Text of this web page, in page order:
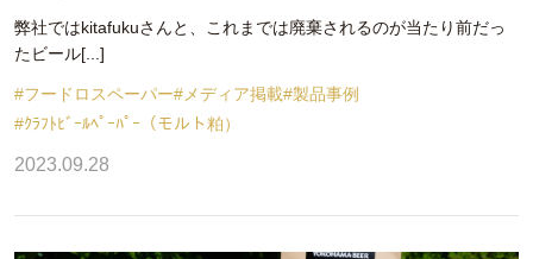
弊社ではkitafukuさんと、これまでは廃棄されるのが当たり前だっ
たビール[...]
#フードロスペーパー#メディア掲載#製品事例
#ｸﾗﾌﾄﾋﾞｰﾙﾍﾟｰﾊﾟｰ（モルト粕）
2023.09.28